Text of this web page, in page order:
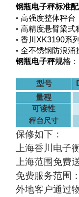
钢瓶电子秤标准
• 高强度整体秤台
• 高精度悬臂梁式
• 香川 XK3190系
• 全不锈钢防浪涌
钢瓶电子秤规格 ：
型号
量程
可读性
秤台尺寸
保修如下：
上海香川电子
上海范围免费
免费服务范围
外地客户通过